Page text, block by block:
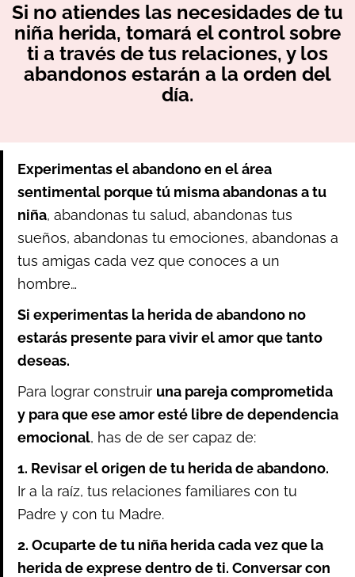
Si no atiendes las necesidades de tu
niña herida, tomará el control sobre
ti a través de tus relaciones, y los
abandonos estarán a la orden del
día.
Experimentas el abandono en el área
sentimental porque tú misma abandonas a tu
niña, abandonas tu salud, abandonas tus
sueños, abandonas tu emociones, abandonas a
tus amigas cada vez que conoces a un
hombre…
Si experimentas la herida de abandono no
estarás presente para vivir el amor que tanto
deseas.
Para lograr construir una pareja comprometida
y para que ese amor esté libre de dependencia
emocional, has de de ser capaz de:
1. Revisar el origen de tu herida de abandono.
Ir a la raíz, tus relaciones familiares con tu
Padre y con tu Madre.
2. Ocuparte de tu niña herida cada vez que la
herida de exprese dentro de ti. Conversar con